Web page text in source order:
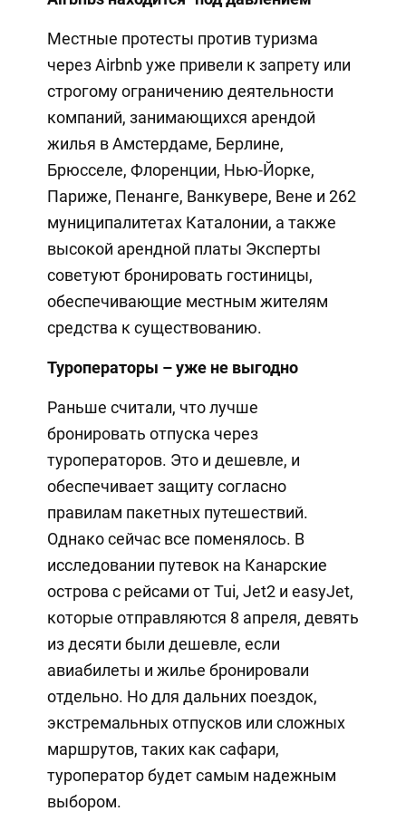
Местные протесты против туризма
через Airbnb уже привели к запрету или
строгому ограничению деятельности
компаний, занимающихся арендой
жилья в Амстердаме, Берлине,
Брюсселе, Флоренции, Нью-Йорке,
Париже, Пенанге, Ванкувере, Вене и 262
муниципалитетах Каталонии, а также
высокой арендной платы Эксперты
советуют бронировать гостиницы,
обеспечивающие местным жителям
средства к существованию.
Туроператоры – уже не выгодно
Раньше считали, что лучше
бронировать отпуска через
туроператоров. Это и дешевле, и
обеспечивает защиту согласно
правилам пакетных путешествий.
Однако сейчас все поменялось. В
исследовании путевок на Канарские
острова с рейсами от Tui, Jet2 и easyJet,
которые отправляются 8 апреля, девять
из десяти были дешевле, если
авиабилеты и жилье бронировали
отдельно. Но для дальних поездок,
экстремальных отпусков или сложных
маршрутов, таких как сафари,
туроператор будет самым надежным
выбором.